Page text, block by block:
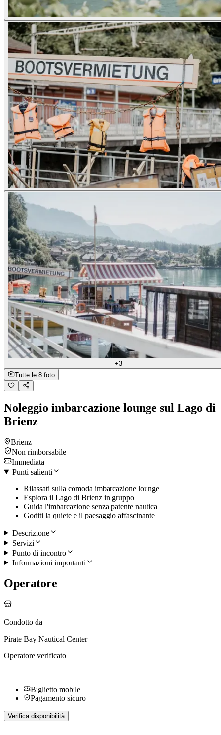
+3
Tutte le 8 foto
Noleggio imbarcazione lounge sul Lago di
Brienz
Brienz
Non rimborsabile
Immediata
Punti salienti
Rilassati sulla comoda imbarcazione lounge
Esplora il Lago di Brienz in gruppo
Guida l'imbarcazione senza patente nautica
Goditi la quiete e il paesaggio affascinante
Descrizione
Servizi
Punto di incontro
Informazioni importanti
Operatore
Condotto da
Pirate Bay Nautical Center
Operatore verificato
Biglietto mobile
Pagamento sicuro
Verifica disponibilità